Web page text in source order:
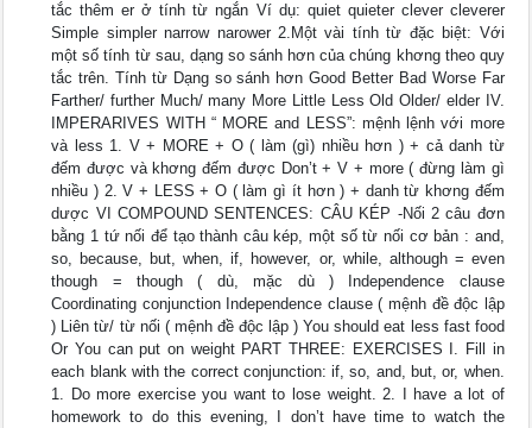
tắc thêm er ở tính từ ngắn Ví dụ: quiet quieter clever cleverer
Simple simpler narrow narower 2.Một vài tính từ đặc biệt: Với
một số tính từ sau, dạng so sánh hơn của chúng khơng theo quy
tắc trên. Tính từ Dạng so sánh hơn Good Better Bad Worse Far
Farther/ further Much/ many More Little Less Old Older/ elder IV.
IMPERARIVES WITH “ MORE and LESS”: mệnh lệnh với more
và less 1. V + MORE + O ( làm (gì) nhiều hơn ) + cả danh từ
đếm được và khơng đếm được Don’t + V + more ( đừng làm gì
nhiều ) 2. V + LESS + O ( làm gì ít hơn ) + danh từ khơng đếm
dược VI COMPOUND SENTENCES: CÂU KÉP -Nối 2 câu đơn
bằng 1 tứ nối để tạo thành câu kép, một số từ nối cơ bản : and,
so, because, but, when, if, however, or, while, although = even
though = though ( dù, mặc dù ) Independence clause
Coordinating conjunction Independence clause ( mệnh đề độc lập
) Liên từ/ từ nối ( mệnh đề độc lập ) You should eat less fast food
Or You can put on weight PART THREE: EXERCISES I. Fill in
each blank with the correct conjunction: if, so, and, but, or, when.
1. Do more exercise you want to lose weight. 2. I have a lot of
homework to do this evening, I don’t have time to watch the